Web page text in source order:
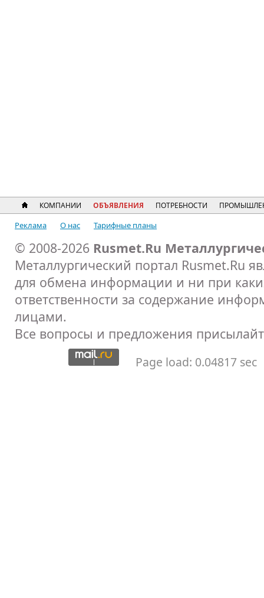
КОМПАНИИ ОБЪЯВЛЕНИЯ ПОТРЕБНОСТИ
Реклама О нас Тарифные планы
© 2008-2026 Rusmet.Ru
Металлургический портал Rusmet.Ru
для обмена информации и ни при
ответственности за содержание
лицами.
Все вопросы и предложения
Page load: 0.04817 sec